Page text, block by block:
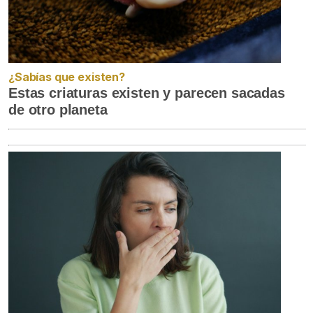
¿Sabías que existen?
Estas criaturas existen y parecen sacadas
de otro planeta